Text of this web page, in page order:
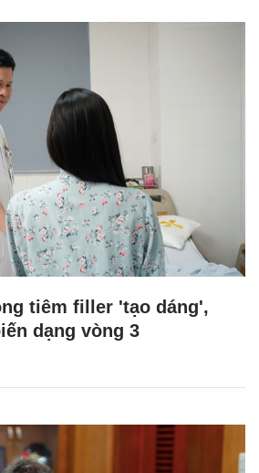
tiêm filler 'tạo dáng',
dạng vòng 3